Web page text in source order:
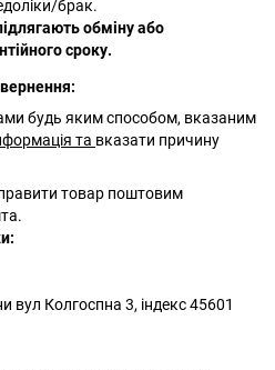
брак.
обміну або
сроку.
будь яким способом, вказаним
та вказати причину
товар поштовим
вул Колгоспна 3, індекс 45601